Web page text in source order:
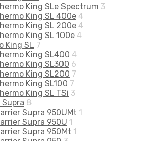
King SLe Spectrum 3
King SL 400e 4
King SL 200e 4
King SL 100e 4
King SL 7
King SL400 4
King SL300 6
King SL200 7
King SL100 7
King SL TSi 3
8
Supra 950UMt 1
Supra 950U 1
Supra 950Mt 1